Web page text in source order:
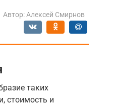
Автор: Алексей Смирнов
таких
стоимость и